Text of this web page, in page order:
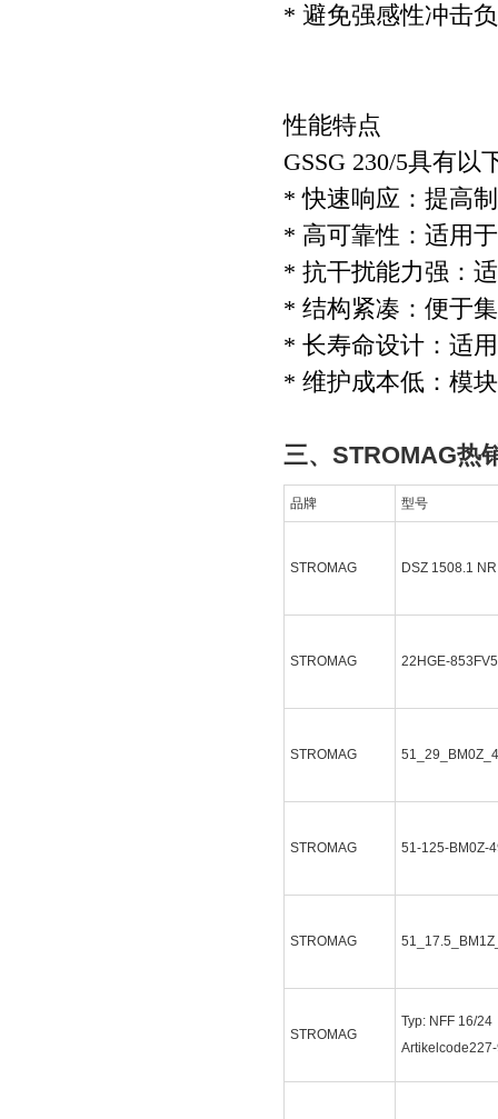
* 避免强感性冲击
性能特点
GSSG 230/5具有以
* 快速响应：提高
* 高可靠性：适用
* 抗干扰能力强：
* 结构紧凑：便于
* 长寿命设计：适
* 维护成本低：模
三、STROMAG热
品牌 型号
STROMAG DSZ 1508.1
STROMAG 22HGE-
STROMAG
STROMAG 51-125-BM0Z-
STROMAG
STROMAG
Typ: NFF 16/24